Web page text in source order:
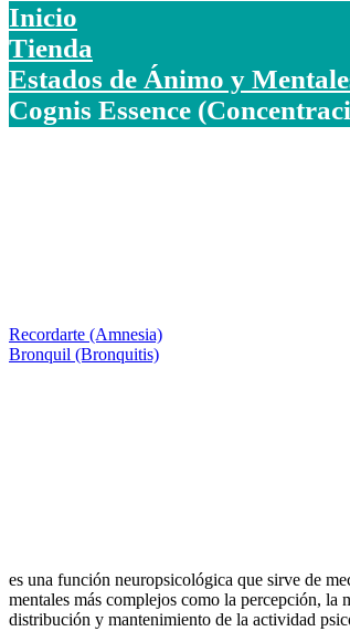
Inicio
Tienda
Estados de Ánimo y
Cognis Essence
Recordarte (Amnesia)
Bronquil (Bronquitis)
es una función neuropsicológica que sirve de
mentales más complejos como la percepción, la
distribución y mantenimiento de la actividad